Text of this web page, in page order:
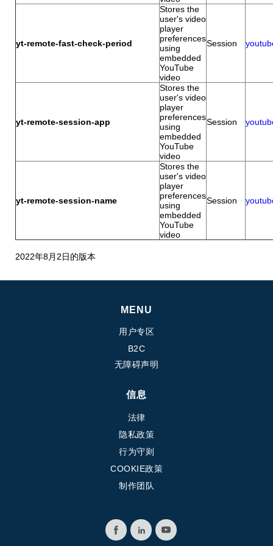
yt-remote-fast-check-period
Stores the
user's video
player
preferences
using
embedded
YouTube
video
Session
yt-remote-session-app
Stores the
user's video
player
preferences
using
embedded
YouTube
video
Session
yt-remote-session-name
Stores the
user's video
player
preferences
using
embedded
YouTube
video
Session
2022年8月2日的版本
MENU
用户专区
B2C
无障碍声明
信息
法律
隐私政策
行为守则
COOKIE政策
制作团队